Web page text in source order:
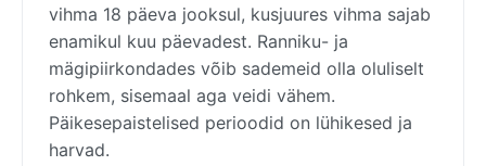
vihma 18 päeva jooksul, kusjuures vihma sajab
enamikul kuu päevadest. Ranniku- ja
mägipiirkondades võib sademeid olla oluliselt
rohkem, sisemaal aga veidi vähem.
Päikesepaistelised perioodid on lühikesed ja
harvad.